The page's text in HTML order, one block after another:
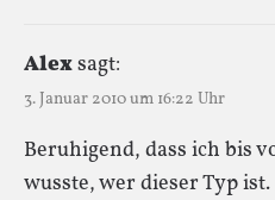
Alexsagt:
3. Januar 2010 um 16:22 Uhr
Beruhigend, dass ich bis
wusste, wer dieser Typ